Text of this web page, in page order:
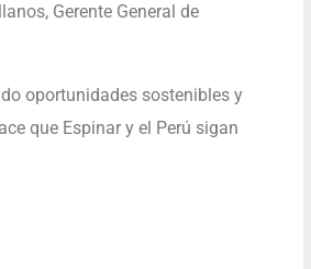
Gerente General de
oportunidades sostenibles y
que Espinar y el Perú sigan